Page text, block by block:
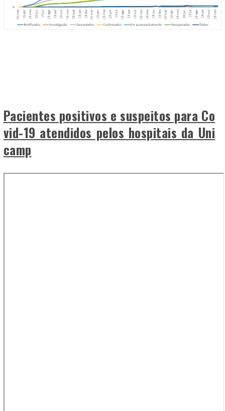
Pacientes positivos e suspeitos para Co
vid-19 atendidos pelos hospitais da Uni
camp